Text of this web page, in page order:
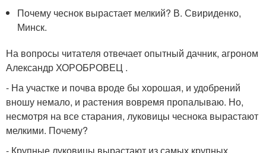
Почему чеснок вырастает мелкий? В. Свириденко,
Минск.
На вопросы читателя отвечает опытный дачник, агроном
Александр ХОРОБРОВЕЦ .
- На участке и почва вроде бы хорошая, и удобрений
вношу немало, и растения вовремя пропалываю. Но,
несмотря на все старания, луковицы чеснока вырастают
мелкими. Почему?